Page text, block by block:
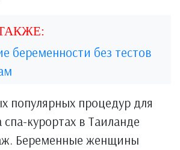
беременности без тестов
популярных процедур для
курортах в Таиланде
Беременные женщины